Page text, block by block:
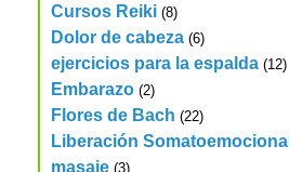
Cursos Reiki (8)
Dolor de cabeza (6)
ejercicios para la espalda (12)
Embarazo (2)
Flores de Bach (22)
Liberación Somatoemocional
masaje (3)